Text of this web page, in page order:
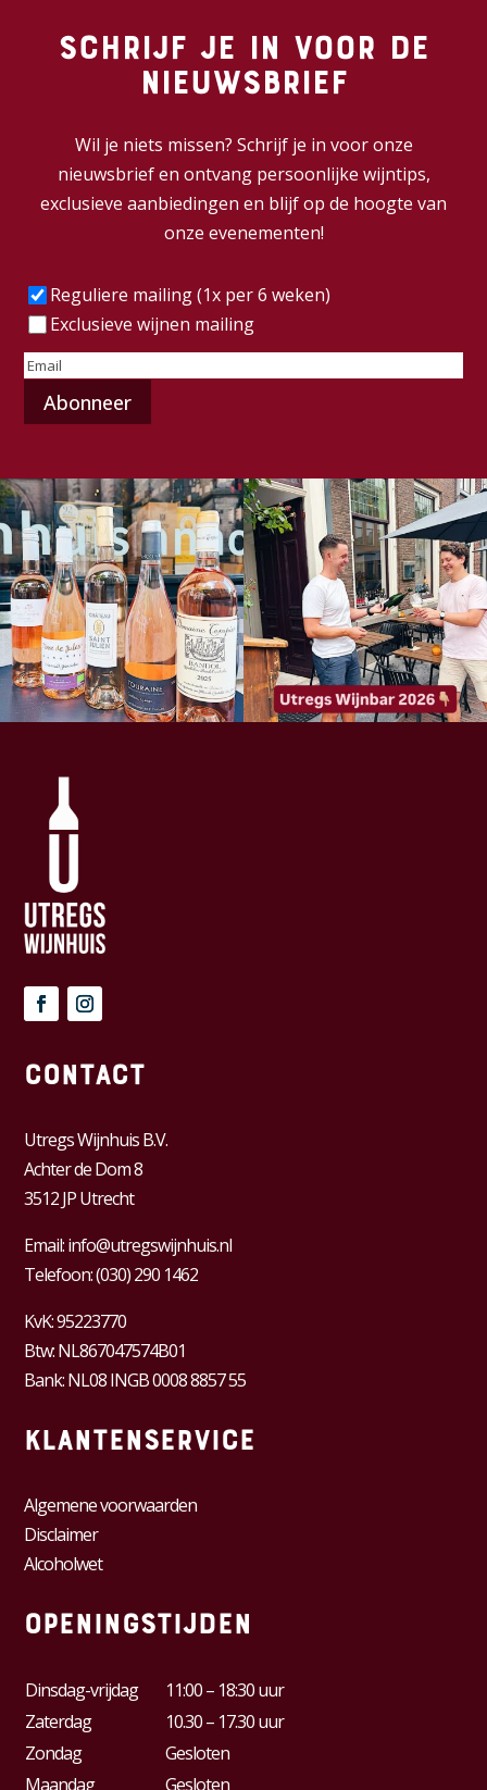
Schrijf je in voor de
nieuwsbrief
Wil je niets missen? Schrijf je in voor onze
nieuwsbrief en ontvang persoonlijke wijntips,
exclusieve aanbiedingen en blijf op de hoogte van
onze evenementen!
Frequentie(Vereist)
Reguliere mailing (1x per 6 weken)
Exclusieve wijnen mailing
E-
mailadres
Contact
Utregs Wijnhuis B.V.
Achter de Dom 8
3512 JP Utrecht
Email:info@utregswijnhuis.nl
Telefoon:(030) 290 1462
KvK:95223770
Btw:NL867047574B01
Bank: NL08 INGB 0008 8857 55
Klantenservice
Algemene voorwaarden
Disclaimer
Alcoholwet
Openingstijden
Dinsdag-vrijdag
11:00 – 18:30 uur
Zaterdag
10.30 – 17.30 uur
Zondag
Gesloten
Maandag
Gesloten